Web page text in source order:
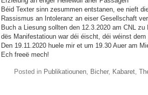
Béid Texter sinn zesummen entstanen, ee nieft
Rassismus an Intoleranz an eiser Gesellschaft
Buch a Liesung sollten den 12.3.2020 am CNL
dës Manifestatioun war déi éischt, déi wéinst
Den 19.11.2020 huele mir et um 19.30 Auer am
Ech freeë mech!
Posted in Publikatiounen, Bicher, Kabaret,